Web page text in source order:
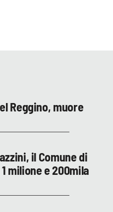
Reggino, muore
il Comune di
milione e 200mila